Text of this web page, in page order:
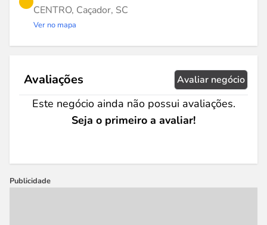
CENTRO, Caçador, SC
Ver no mapa
Avaliações Avaliar negócio
Este negócio ainda não possui avaliações.
Seja o primeiro a avaliar!
Publicidade